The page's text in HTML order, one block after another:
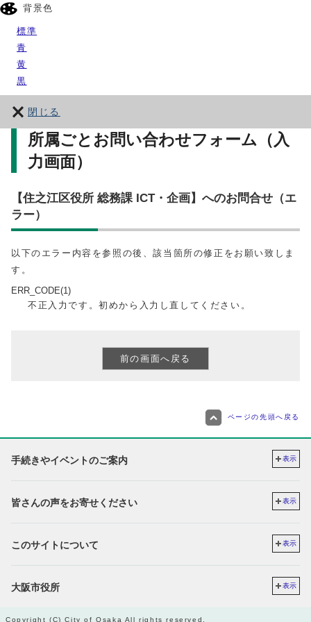
背景色
標準
青
黄
黒
閉じる
所属ごとお問い合わせフォーム（入
力画面）
【住之江区役所 総務課 ICT・企画】へのお問合せ（エ
ラー）
以下のエラー内容を参照の後、該当箇所の修正をお願い致しま
す。
ERR_CODE(1)
不正入力です。初めから入力し直してください。
ページの先頭へ戻る
手続きやイベントのご案内 表示
皆さんの声をお寄せください 表示
このサイトについて 表示
大阪市役所 表示
Copyright (C) City of Osaka All rights reserved.